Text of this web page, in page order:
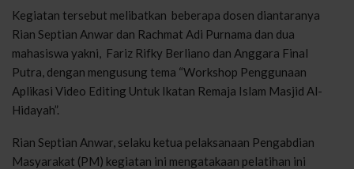
Kegiatan tersebut melibatkan beberapa dosen diantaranya
Rian Septian Anwar dan Rachmat Adi Purnama dan dua
mahasiswa yakni, Fariz Rifky Berliano dan Anggara Final
Putra, dengan mengusung tema “Workshop Penggunaan
Aplikasi Video Editing Untuk Ikatan Remaja Islam Masjid Al-
Hidayah”.
Rian Septian Anwar, selaku ketua pelaksanaan Pengabdian
Masyarakat (PM) kegiatan ini mengatakaan pelatihan ini